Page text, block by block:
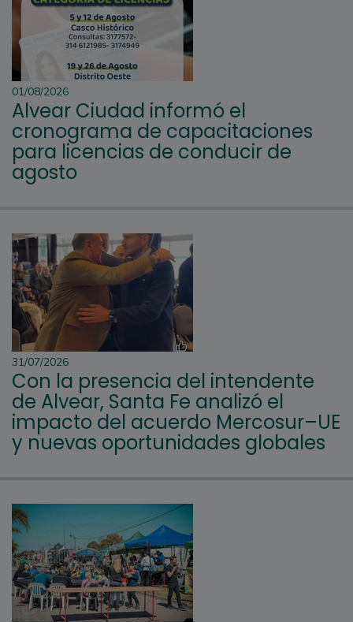
01/08/2026
Alvear Ciudad informó el
cronograma de capacitaciones
para licencias de conducir de
agosto
31/07/2026
Con la presencia del intendente
de Alvear, Santa Fe analizó el
impacto del acuerdo Mercosur–UE
y nuevas oportunidades globales